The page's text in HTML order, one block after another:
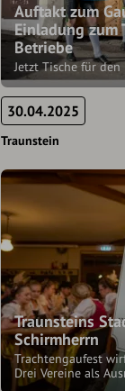
Auftakt zum
Einladung zum
Betriebe
Jetzt Tische für
30.04.2025
Traunstein
Traunsteins
Schirmherrn
Trachtengaufest
Drei Vereine als